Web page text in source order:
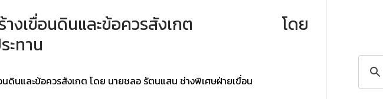
ร้างเขื่อนดินและข้อควรสังเกต โดย
ะทาน
นดินและข้อควรสังเกต โดย นายชลอ รัตนแสน ช่างพิเศษฝ่ายเขื่อน